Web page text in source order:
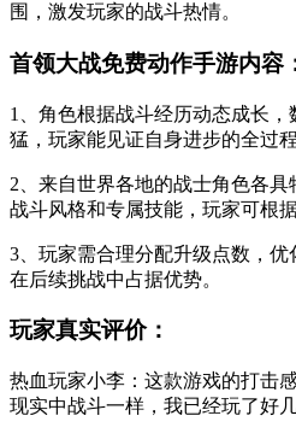
围，激发玩家的战斗热情。
首领大战免费动作手游内容
1、角色根据战斗经历动态成长
猛，玩家能见证自身进步的全过程
2、来自世界各地的战士角色各
战斗风格和专属技能，玩家可根
3、玩家需合理分配升级点数，
在后续挑战中占据优势。
玩家真实评价：
热血玩家小李：这款游戏的打击
现实中战斗一样，我已经玩了好